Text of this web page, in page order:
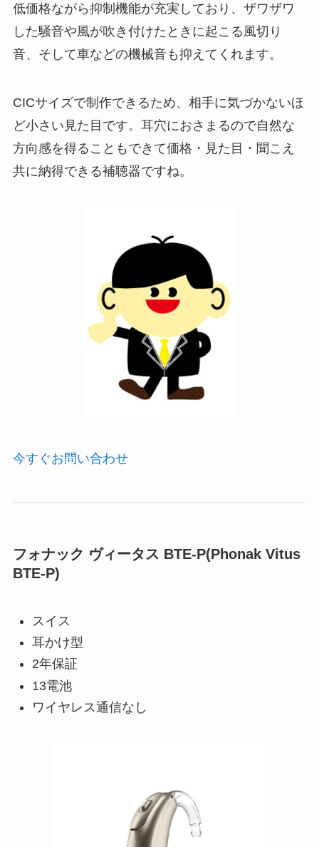
低価格ながら抑制機能が充実しており、ザワザワ
した騒音や風が吹き付けたときに起こる風切り
音、そして車などの機械音も抑えてくれます。
CICサイズで制作できるため、相手に気づかないほ
ど小さい見た目です。耳穴におさまるので自然な
方向感を得ることもできて価格・見た目・聞こえ
共に納得できる補聴器ですね。
今すぐお問い合わせ
フォナック ヴィータス BTE-P(Phonak Vitus
BTE-P)
スイス
耳かけ型
2年保証
13電池
ワイヤレス通信なし